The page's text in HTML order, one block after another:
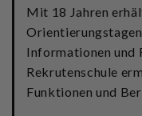
Mit 18 Jahren
Informationen und
Rekrutenschule
Funktionen und